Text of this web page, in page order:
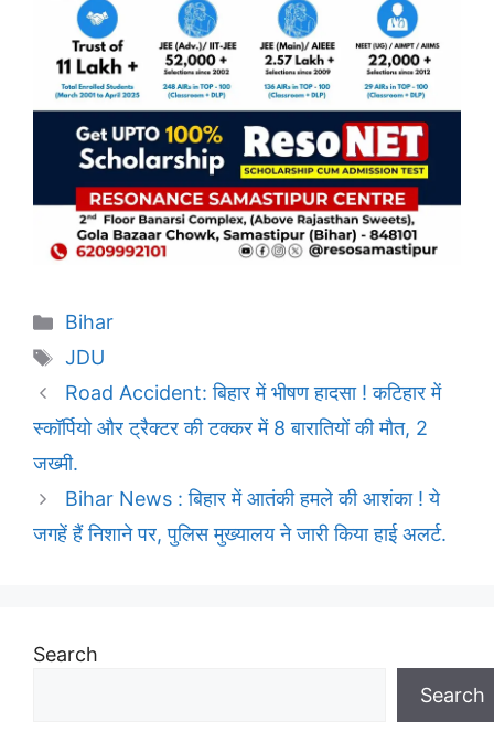
Categories
Bihar
Tags
JDU
Road Accident: बिहार में भीषण हादसा ! कटिहार में
स्कॉर्पियो और ट्रैक्टर की टक्कर में 8 बारातियों की मौत, 2
जख्मी.
Bihar News : बिहार में आतंकी हमले की आशंका ! ये
जगहें हैं निशाने पर, पुलिस मुख्यालय ने जारी किया हाई अलर्ट.
Search
Search